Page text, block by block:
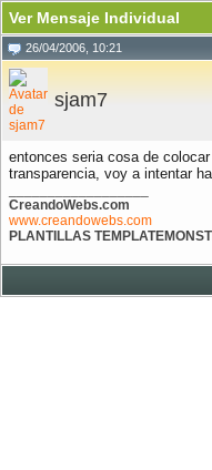
Ver Mensaje Individual
26/04/2006, 10:21
sjam7
entonces seria cosa de
transparencia, voy a intentar
CreandoWebs.com
www.creandowebs.com
PLANTILLAS